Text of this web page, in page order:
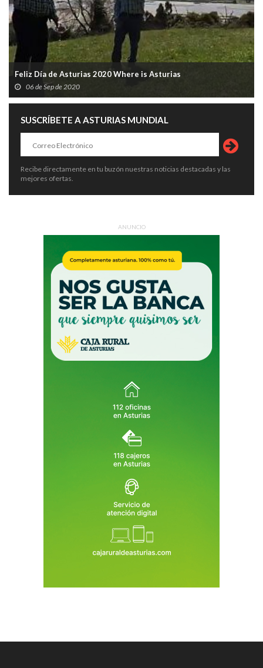
Feliz Día de Asturias 2020 Where is Asturias
06 de Sep de 2020
SUSCRÍBETE A ASTURIAS MUNDIAL
Recibe directamente en tu buzón nuestras noticias destacadas y las
mejores ofertas.
ANUNCIO